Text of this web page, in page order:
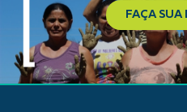
FAÇA